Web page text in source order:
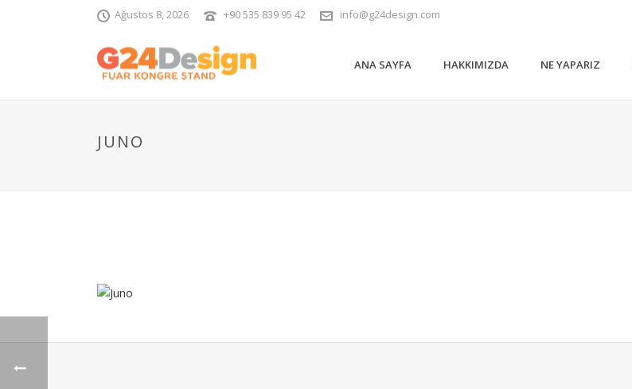
Ağustos 8, 2026 +90 535 839 95 42 info@g24design.com
ANA SAYFA HAKKIMIZDA NE YAPARIZ
JUNO